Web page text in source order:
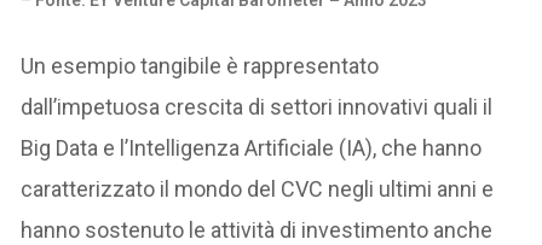
Un esempio tangibile è rappresentato
dall’impetuosa crescita di settori innovativi quali il
Big Data e l’Intelligenza Artificiale (IA), che hanno
caratterizzato il mondo del CVC negli ultimi anni e
hanno sostenuto le attività di investimento anche